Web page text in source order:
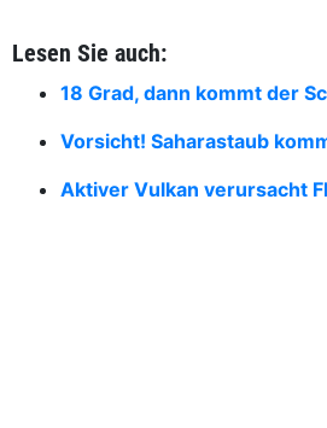
Lesen Sie auch:
18 Grad, dann kommt der
Vorsicht! Saharastaub
Aktiver Vulkan verursacht